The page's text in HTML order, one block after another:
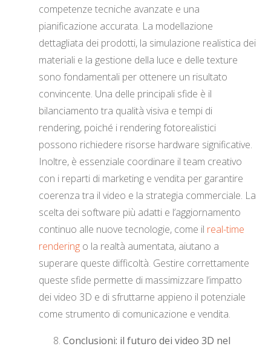
competenze tecniche avanzate e una
pianificazione accurata. La modellazione
dettagliata dei prodotti, la simulazione realistica dei
materiali e la gestione della luce e delle texture
sono fondamentali per ottenere un risultato
convincente. Una delle principali sfide è il
bilanciamento tra qualità visiva e tempi di
rendering, poiché i rendering fotorealistici
possono richiedere risorse hardware significative.
Inoltre, è essenziale coordinare il team creativo
con i reparti di marketing e vendita per garantire
coerenza tra il video e la strategia commerciale. La
scelta dei software più adatti e l’aggiornamento
continuo alle nuove tecnologie, come il real-time
rendering o la realtà aumentata, aiutano a
superare queste difficoltà. Gestire correttamente
queste sfide permette di massimizzare l’impatto
dei video 3D e di sfruttarne appieno il potenziale
come strumento di comunicazione e vendita.
Conclusioni: il futuro dei video 3D nel